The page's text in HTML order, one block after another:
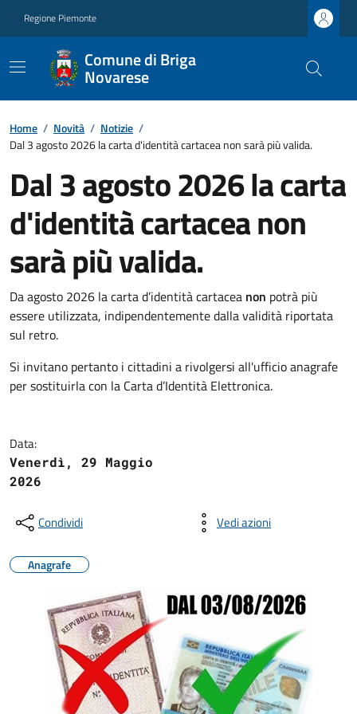
Regione Piemonte
Comune di Briga
Novarese
Home / Novità / Notizie /
Dal 3 agosto 2026 la carta d'identità cartacea non sarà più valida.
Dal 3 agosto 2026 la carta
d'identità cartacea non
sarà più valida.
Da agosto 2026 la carta d’identità cartacea non potrà più
essere utilizzata, indipendentemente dalla validità riportata
sul retro.
Si invitano pertanto i cittadini a rivolgersi all'ufficio anagrafe
per sostituirla con la Carta d’Identità Elettronica.
Data:
Venerdì, 29 Maggio
2026
Condividi Vedi azioni
Anagrafe